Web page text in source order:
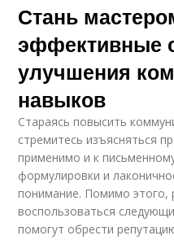
Стань
эффективные
улучшения
навыков
Стараясь повысить
стремитесь изъясняться
применимо и к
формулировки и
понимание. Помимо этого,
воспользоваться
помогут обрести